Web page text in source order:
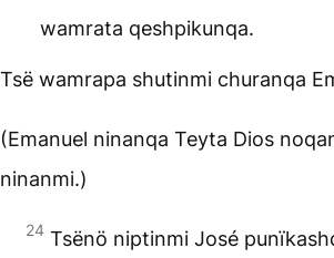
wamrata qeshpikunqa.
Tsë wamrapa shutinmi churanqa
(Emanuel ninanqa Teyta Dios
ninanmi.)
24 Tsënö niptinmi José